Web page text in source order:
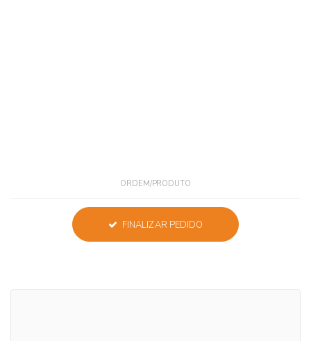
ORDEM/PRODUTO
FINALIZAR PEDIDO